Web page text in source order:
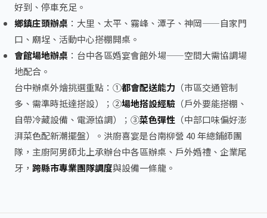
好到、停車充足。
鄉鎮庄頭辦桌 ：大里、太平、霧峰、潭子、神岡——自家門
口、廟埕、活動中心搭棚開桌。
會館場地辦桌 ：台中各區婚宴會館外場——空間大需協調場
地配合。
台中辦桌外燴挑選重點：①都會配送能力 （市區交通管制
多、需準時抵達搭設）；②場地搭設經驗 （戶外要能搭棚、
自帶冷藏設備、電源協調）；③菜色彈性 （中部口味偏好澎
湃菜色配新潮擺盤）。 洪廚喜宴是台南柳營 40 年總鋪師團
隊，主廚阿男師北上承辦台中各區辦桌、戶外婚禮、企業尾
牙， 跨縣市專業團隊調度與設備一條龍。